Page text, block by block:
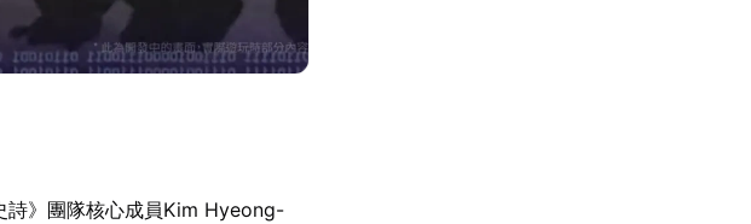
詩》團隊核心成員Kim Hyeong-